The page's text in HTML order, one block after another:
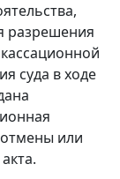
разрешения
суда в ходе
или